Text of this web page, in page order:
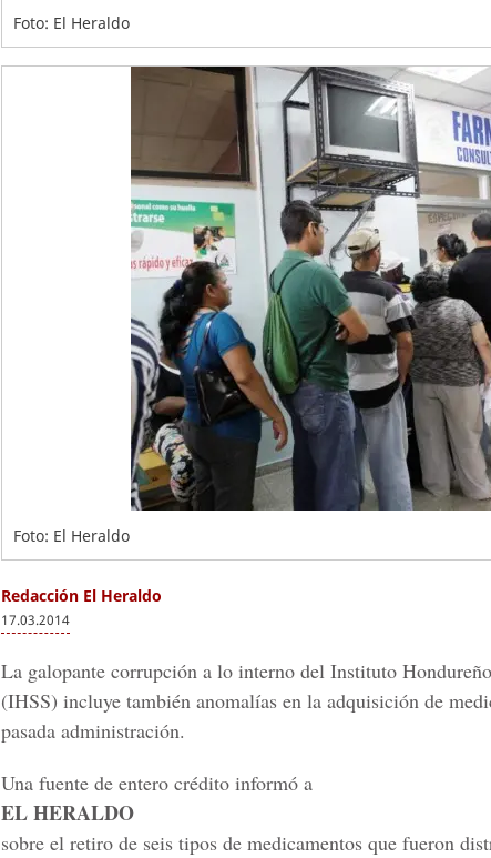
Foto: El Heraldo
Foto: El Heraldo
Redacción El Heraldo
17.03.2014
La galopante corrupción a lo interno del Instituto
(IHSS) incluye también anomalías en la adquisición de
pasada administración.
Una fuente de entero crédito informó a
EL HERALDO
sobre el retiro de seis tipos de medicamentos que fueron